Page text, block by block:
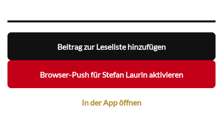
Beitrag zur Leseliste hinzufügen
Browser-Push für Stefan Laurin aktivieren
In der App öffnen